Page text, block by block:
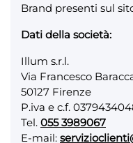
Brand presenti sul
Dati della società:
Illum s.r.l.
Via Francesco
50127 Firenze
P.iva e c.f.
Tel. 055 3989067
E-mail: